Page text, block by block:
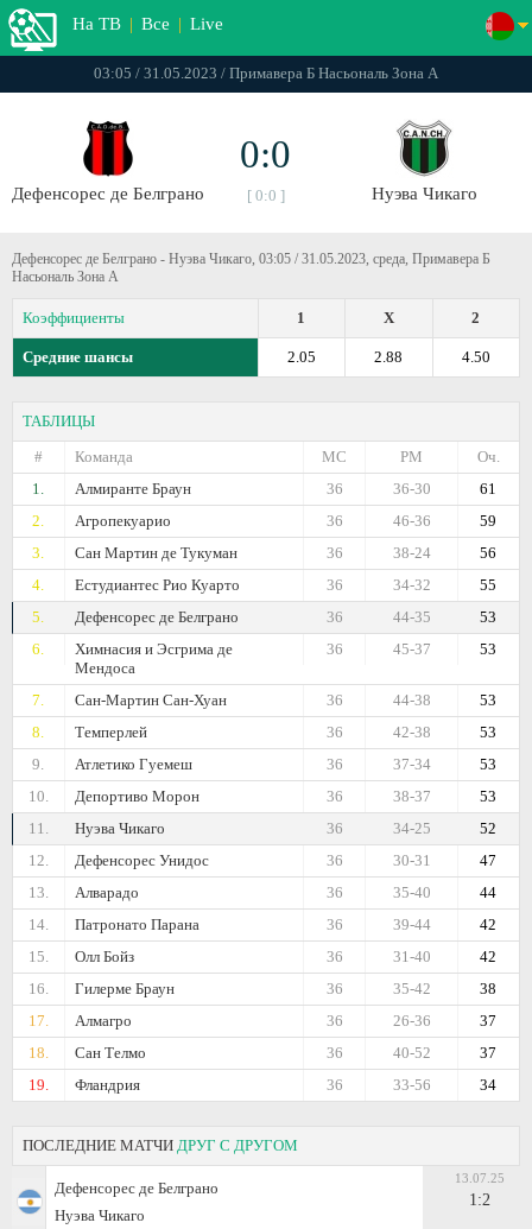
На ТВ | Все | Live
03:05 / 31.05.2023 / Примавера Б Насьональ Зона А
Дефенсорес де Белграно
0:0
[ 0:0 ] Нуэва Чикаго
Дефенсорес де Белграно - Нуэва Чикаго, 03:05 / 31.05.2023, среда, Примавера Б
Насьональ Зона А
Коэффициенты 2
X
1
Средние шансы 4.50
2.88
2.05
ТАБЛИЦЫ
#
Команда Оч.
РМ
МС
1.
Алмиранте Браун 61
36-30
36
2.
Агропекуарио 59
46-36
36
3.
Сан Мартин де Тукуман 56
38-24
36
4.
Естудиантес Рио Куарто 55
34-32
36
5.
Дефенсорес де Белграно 53
44-35
36
6.
Химнасия и Эсгрима де
Мендоса
53
45-37
36
7. Сан-Мартин Сан-Хуан 53
44-38
36
8.
Темперлей 53
42-38
36
9.
Атлетико Гуемеш 53
37-34
36
10.
Депортиво Морон 53
38-37
36
11.
Нуэва Чикаго 52
34-25
36
12.
Дефенсорес Унидос 47
30-31
36
13.
Алварадо 44
35-40
36
14.
Патронато Парана 42
39-44
36
15.
Олл Бойз 42
31-40
36
16.
Гилерме Браун 38
35-42
36
17.
Алмагро 37
26-36
36
18.
Сан Телмо 37
40-52
36
19.
Фландрия 34
33-56
36
ПОСЛЕДНИЕ МАТЧИ ДРУГ С ДРУГОМ
Дефенсорес де Белграно
Нуэва Чикаго
13.07.25
1:2